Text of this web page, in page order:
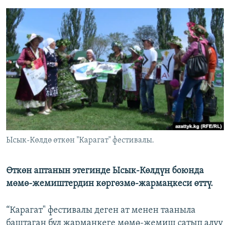
ДАНИСТЕ
ЭЖЕ-СИҢДИЛЕР
АЗАТТЫК+
ЫҢГАЙСЫЗ СУРООЛОР
ОНЛАЙН ШЕРИНЕ
ЭЕ/АРнун бардык сайттары
Ысык-Көлдө өткөн "Карагат" фестивалы.
Өткөн аптанын этегинде Ысык-Көлдүн боюнда
мөмө-жемиштердин көргөзмө-жармаңкеси өттү.
“Карагат" фестивалы деген ат менен тааныла